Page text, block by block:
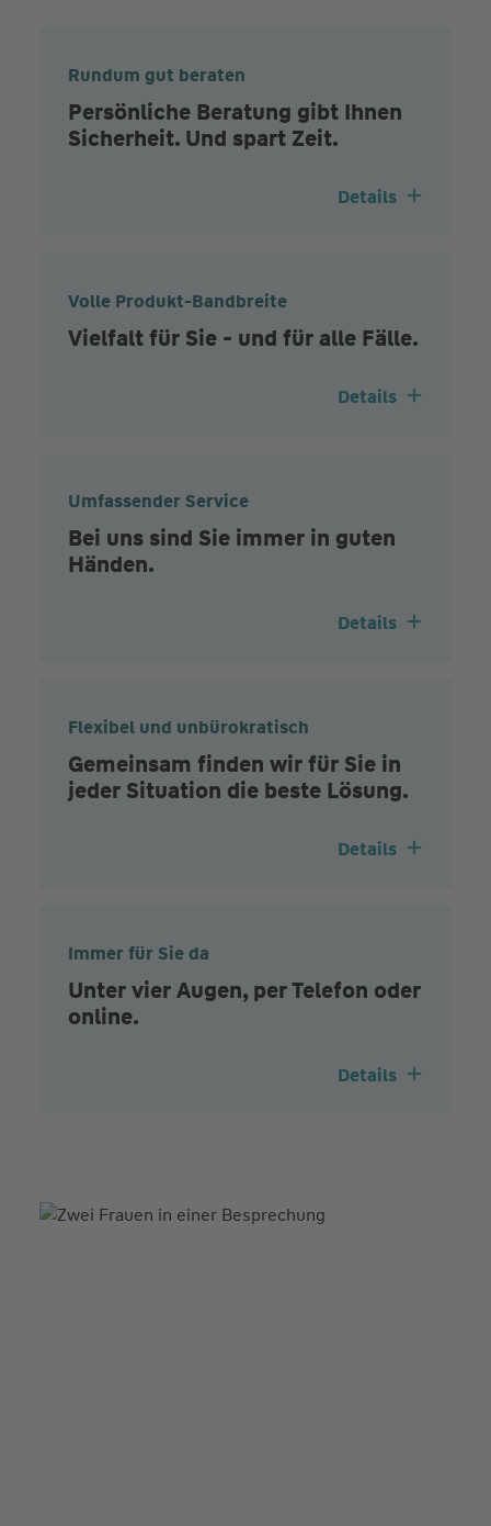
Rundum gut beraten
Persönliche Beratung gibt Ihnen
Sicherheit. Und spart Zeit.
Details
Volle Produkt-Bandbreite
Vielfalt für Sie - und für alle Fälle.
Details
Umfassender Service
Bei uns sind Sie immer in guten
Händen.
Details
Flexibel und unbürokratisch
Gemeinsam finden wir für Sie in
jeder Situation die beste Lösung.
Details
Immer für Sie da
Unter vier Augen, per Telefon oder
online.
Details